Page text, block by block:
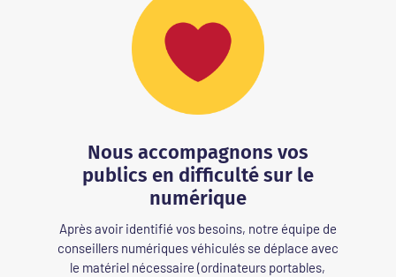
Nous accompagnons vos
publics en difficulté sur le
numérique
Après avoir identifié vos besoins, notre équipe de
conseillers numériques véhiculés se déplace avec
le matériel nécessaire (ordinateurs portables,